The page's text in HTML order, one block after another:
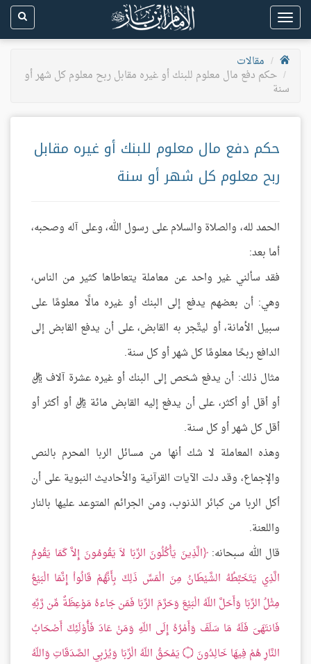
Toggle
navigation
مقالات
حكم دفع مال معلوم للبنك أو غيره مقابل ربح معلوم كل شهر أو
سنة
حكم دفع مال معلوم للبنك أو غيره مقابل
ربح معلوم كل شهر أو سنة
الحمد لله، والصلاة والسلام على رسول الله، وعلى آله وصحبه،
أما بعد:
فقد سألني غير واحد عن معاملة يتعاطاها كثير من الناس،
وهي: أن بعضهم يدفع إلى البنك أو غيره مالًا معلومًا على
سبيل الأمانة، أو ليتَّجر به القابض، على أن يدفع القابض إلى
الدافع ربحًا معلومًا كل شهر أو كل سنة.
مثال ذلك: أن يدفع شخص إلى البنك أو غيره عشرة آلاف ريال
أو أقل أو أكثر، على أن يدفع إليه القابض مائة ريال أو أكثر أو
أقل كل شهر أو كل سنة.
وهذه المعاملة لا شك أنها من مسائل الربا المحرم بالنص
والإجماع، وقد دلت الآيات القرآنية والأحاديث النبوية على أن
أكل الربا من كبائر الذنوب، ومن الجرائم المتوعد عليها بالنار
واللعنة.
قال الله سبحانه: الَّذِينَ يَأْكُلُونَ الرِّبَا لاَ يَقُومُونَ إِلاَّ كَمَا يَقُومُ
الَّذِي يَتَخَبَّطُهُ الشَّيْطَانُ مِنَ الْمَسِّ ذَلِكَ بِأَنَّهُمْ قَالُواْ إِنَّمَا الْبَيْعُ
مِثْلُ الرِّبَا وَأَحَلَّ اللّهُ الْبَيْعَ وَحَرَّمَ الرِّبَا فَمَن جَاءهُ مَوْعِظَةٌ مِّن رَّبِّهِ
فَانتَهَىَ فَلَهُ مَا سَلَفَ وَأَمْرُهُ إِلَى اللّهِ وَمَنْ عَادَ فَأُوْلَئِكَ أَصْحَابُ
النَّارِ هُمْ فِيهَا خَالِدُونَ۝يَمْحَقُ اللّهُ الْرِّبَا وَيُرْبِي الصَّدَقَاتِ وَاللّهُ